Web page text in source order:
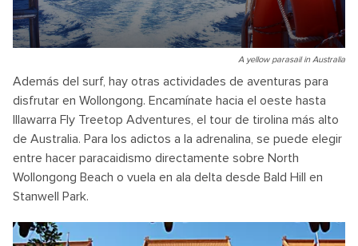
A yellow parasail in Australia
Además del surf, hay otras actividades de aventuras para
disfrutar en Wollongong. Encamínate hacia el oeste hasta
Illawarra Fly Treetop Adventures, el tour de tirolina más alto
de Australia. Para los adictos a la adrenalina, se puede elegir
entre hacer paracaidismo directamente sobre North
Wollongong Beach o vuela en ala delta desde Bald Hill en
Stanwell Park.